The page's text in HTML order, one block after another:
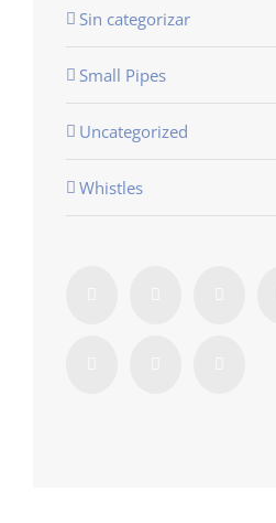
Sin categorizar
Small Pipes
Uncategorized
Whistles